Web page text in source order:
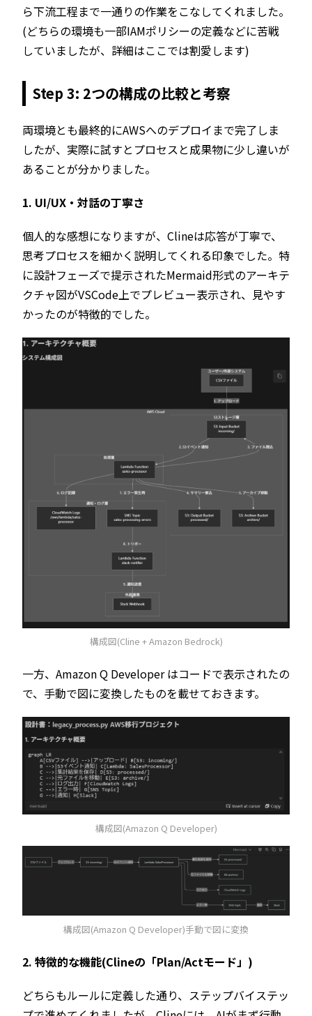
ら下流工程まで一通りの作業をこなしてくれました。
(どちらの環境も一部IAMポリシーの定義などに苦戦
していましたが、詳細はここでは割愛します)
Step 3: 2つの構成の比較と考察
両環境とも最終的にAWSへのデプロイまで完了しま
したが、実際に試すとプロセスと成果物に少し違いが
あることが分かりました。
1. UI/UX・対話の丁寧さ
個人的な感想になりますが、Clineは応答が丁寧で、
思考プロセスを細かく説明してくれる印象でした。特
に設計フェーズで提示されたMermaid形式のアーキテ
クチャ図がVSCode上でプレビュー表示され、見やす
かったのが特徴的でした。
構成図(Cline + Amazon Bedrock)
一方、Amazon Q Developer はコードで表示されたの
で、手動で図に変換したものを載せておきます。
構成図(Amazon Q Developer)
構成図(Amazon Q Developer)手動で図に変換
2. 特徴的な機能(Clineの「Plan/Actモード」)
どちらもルールに定義した通り、ステップバイステッ